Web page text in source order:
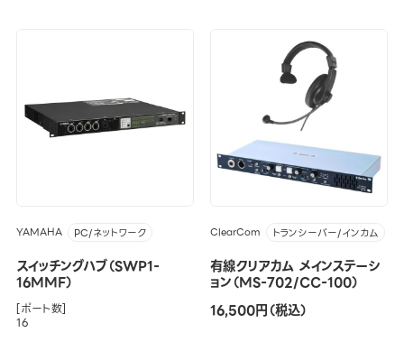
YAMAHA PC/ネットワーク
スイッチングハブ（SWP1-
16MMF）
[ポート数]
16
ClearCom トランシーバー/インカム
有線クリアカム メインステーシ
ョン（MS-702/CC-100）
16,500円（税込）